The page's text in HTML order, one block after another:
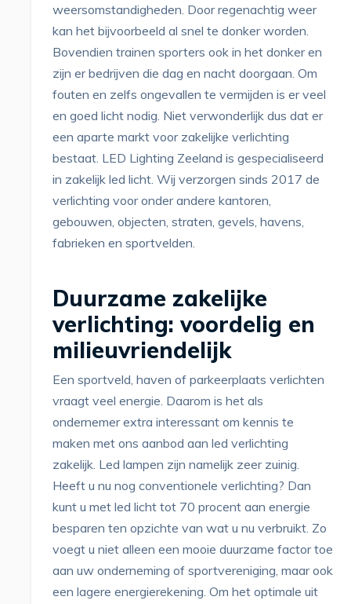
weersomstandigheden. Door regenachtig weer
kan het bijvoorbeeld al snel te donker worden.
Bovendien trainen sporters ook in het donker en
zijn er bedrijven die dag en nacht doorgaan. Om
fouten en zelfs ongevallen te vermijden is er veel
en goed licht nodig. Niet verwonderlijk dus dat er
een aparte markt voor zakelijke verlichting
bestaat. LED Lighting Zeeland is gespecialiseerd
in zakelijk led licht. Wij verzorgen sinds 2017 de
verlichting voor onder andere kantoren,
gebouwen, objecten, straten, gevels, havens,
fabrieken en sportvelden.
Duurzame zakelijke
verlichting: voordelig en
milieuvriendelijk
Een sportveld, haven of parkeerplaats verlichten
vraagt veel energie. Daarom is het als
ondernemer extra interessant om kennis te
maken met ons aanbod aan led verlichting
zakelijk. Led lampen zijn namelijk zeer zuinig.
Heeft u nu nog conventionele verlichting? Dan
kunt u met led licht tot 70 procent aan energie
besparen ten opzichte van wat u nu verbruikt. Zo
voegt u niet alleen een mooie duurzame factor toe
aan uw onderneming of sportvereniging, maar ook
een lagere energierekening. Om het optimale uit